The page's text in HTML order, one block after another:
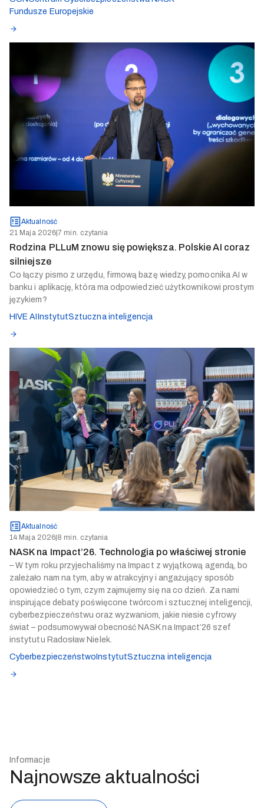
Fundusze Europejskie
Aktualność
21 Maja 2026|7 min. czytania
Rodzina PLLuM znowu się powiększa. Polskie AI coraz
silniejsze
Co łączy pismo z urzędu, firmową bazę wiedzy, pomocnika AI w
banku i aplikację, która ma odpowiedzieć użytkownikowi prostym
językiem?
HIVE AIInstytutSztuczna inteligencja
Aktualność
14 Maja 2026|8 min. czytania
NASK na Impact’26. Technologia po właściwej stronie
– W tym roku przyjechaliśmy na Impact z wyjątkową agendą, bo
zależało nam na tym, aby w atrakcyjny i angażujący sposób
opowiedzieć o tym, czym zajmujemy się na co dzień. Za nami
inspirujące debaty poświęcone twórcom i sztucznej inteligencji,
cyberbezpieczeństwu oraz wyzwaniom, jakie niesie cyfrowy
świat – podsumowywał obecność NASK na Impact’26 szef
instytutu Radosław Nielek.
Cyberbezpieczeństwo InstytutSztuczna inteligencja
Informacje
Najnowsze aktualności